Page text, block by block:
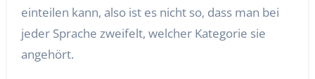
einteilen kann, also ist es nicht so, dass man bei
jeder Sprache zweifelt, welcher Kategorie sie
angehört.